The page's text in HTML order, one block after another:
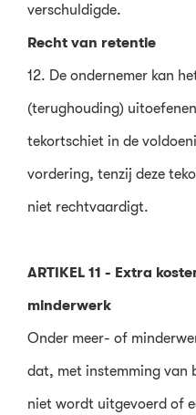
verschuldigde.
Recht van retentie
12. De ondernemer kan
(terughouding)
tekortschiet in de
vordering, tenzij deze
niet rechtvaardigt.
ARTIKEL 11 - Extra
minderwerk
Onder meer- of
dat, met instemming van
niet wordt uitgevoerd of